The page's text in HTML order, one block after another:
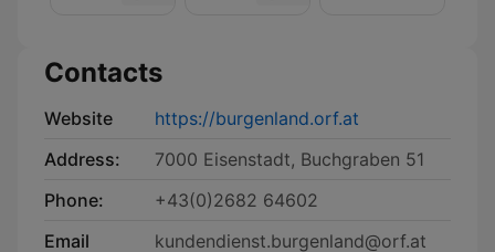
Contacts
Website
https://burgenland.orf.at
Address:
7000 Eisenstadt, Buchgraben 51
Phone:
+43(0)2682 64602
Email
kundendienst.burgenland@orf.at